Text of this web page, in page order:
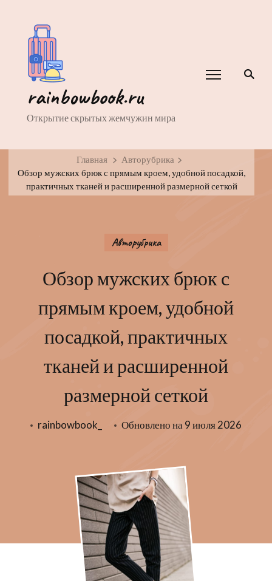
rainbowbook.ru
Открытие скрытых жемчужин мира
Главная
Авторубрика
Обзор мужских брюк с прямым кроем, удобной посадкой,
практичных тканей и расширенной размерной сеткой
Авторубрика
Обзор мужских брюк с
прямым кроем, удобной
посадкой, практичных
тканей и расширенной
размерной сеткой
rainbowbook_ Обновлено на 9 июля 2026